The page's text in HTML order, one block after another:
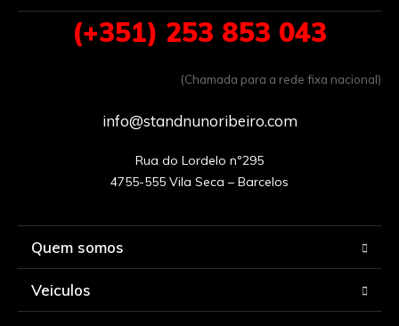
(+351) 253 853 043
(Chamada para a rede fixa nacional)
info@standnunoribeiro.com
Rua do Lordelo nº295
Quem somos
Veiculos